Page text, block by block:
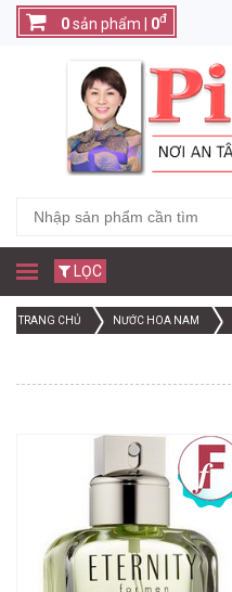
0sản phẩm | 0đ
LỌC
TRANG CHỦ NƯỚC HOA NAM
-52%